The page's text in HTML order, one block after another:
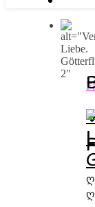
2
ღ
ღ